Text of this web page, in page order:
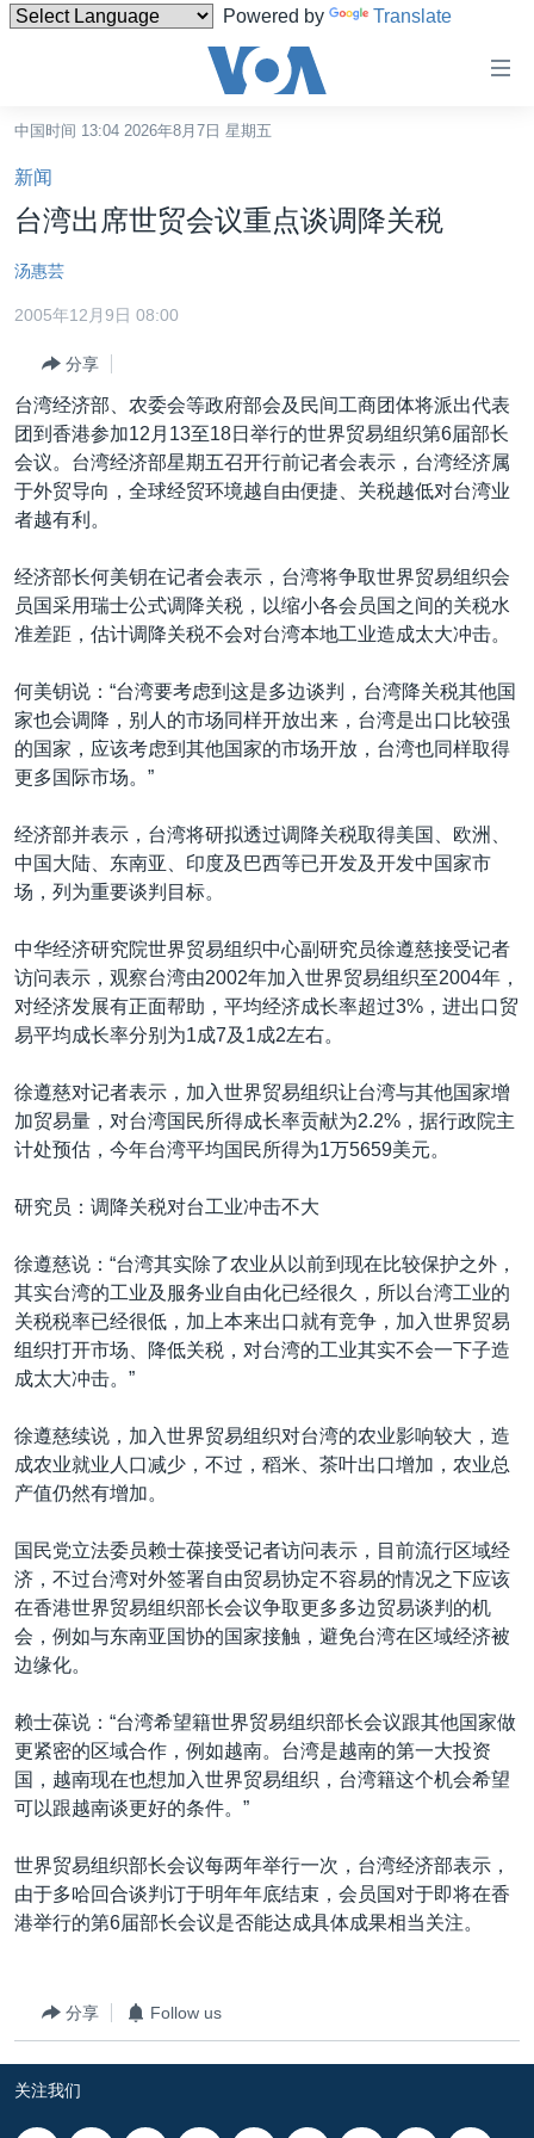
Powered by Translate
碍
链
接
转
内
转
导
航
跳
到
索
台湾
港澳
国际
最新国际新闻
印太
中东
非洲
美洲
分类新闻
经济·金融·贸易
人权·法律·宗教
军事
劳工
美中关系
热点专题
国会报道
美中关系
埃博拉疫情
美国之音专访
台海两岸关系
南中国海争端
关注新疆
GEN Z 看美国
VOA今日焦点
中文广播
关注我们
其他语言网站
中国时间 13:04 2026年8月7日 星期五
新闻
台湾出席世贸会议重点谈调降关税
汤惠芸
2005年12月9日 08:00
分享
台湾经济部、农委会等政府部会及民间工商团体将派出代表
团到香港参加12月13至18日举行的世界贸易组织第6届部长
会议。台湾经济部星期五召开行前记者会表示，台湾经济属
于外贸导向，全球经贸环境越自由便捷、关税越低对台湾业
者越有利。
经济部长何美钥在记者会表示，台湾将争取世界贸易组织会
员国采用瑞士公式调降关税，以缩小各会员国之间的关税水
准差距，估计调降关税不会对台湾本地工业造成太大冲击。
何美钥说：“台湾要考虑到这是多边谈判，台湾降关税其他国
家也会调降，别人的市场同样开放出来，台湾是出口比较强
的国家，应该考虑到其他国家的市场开放，台湾也同样取得
更多国际市场。”
经济部并表示，台湾将研拟透过调降关税取得美国、欧洲、
中国大陆、东南亚、印度及巴西等已开发及开发中国家市
场，列为重要谈判目标。
中华经济研究院世界贸易组织中心副研究员徐遵慈接受记者
访问表示，观察台湾由2002年加入世界贸易组织至2004年，
对经济发展有正面帮助，平均经济成长率超过3%，进出口贸
易平均成长率分别为1成7及1成2左右。
徐遵慈对记者表示，加入世界贸易组织让台湾与其他国家增
加贸易量，对台湾国民所得成长率贡献为2.2%，据行政院主
计处预估，今年台湾平均国民所得为1万5659美元。
研究员：调降关税对台工业冲击不大
徐遵慈说：“台湾其实除了农业从以前到现在比较保护之外，
其实台湾的工业及服务业自由化已经很久，所以台湾工业的
关税税率已经很低，加上本来出口就有竞争，加入世界贸易
组织打开市场、降低关税，对台湾的工业其实不会一下子造
成太大冲击。”
徐遵慈续说，加入世界贸易组织对台湾的农业影响较大，造
成农业就业人口减少，不过，稻米、茶叶出口增加，农业总
产值仍然有增加。
国民党立法委员赖士葆接受记者访问表示，目前流行区域经
济，不过台湾对外签署自由贸易协定不容易的情况之下应该
在香港世界贸易组织部长会议争取更多多边贸易谈判的机
会，例如与东南亚国协的国家接触，避免台湾在区域经济被
边缘化。
赖士葆说：“台湾希望籍世界贸易组织部长会议跟其他国家做
更紧密的区域合作，例如越南。台湾是越南的第一大投资
国，越南现在也想加入世界贸易组织，台湾籍这个机会希望
可以跟越南谈更好的条件。”
世界贸易组织部长会议每两年举行一次，台湾经济部表示，
由于多哈回合谈判订于明年年底结束，会员国对于即将在香
港举行的第6届部长会议是否能达成具体成果相当关注。
分享 Follow us
关注我们